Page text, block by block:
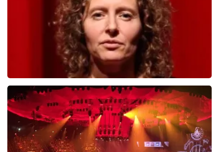
BESTEL NU
Esther van der Voort
488laatste 30 minuten
BESTEL NU